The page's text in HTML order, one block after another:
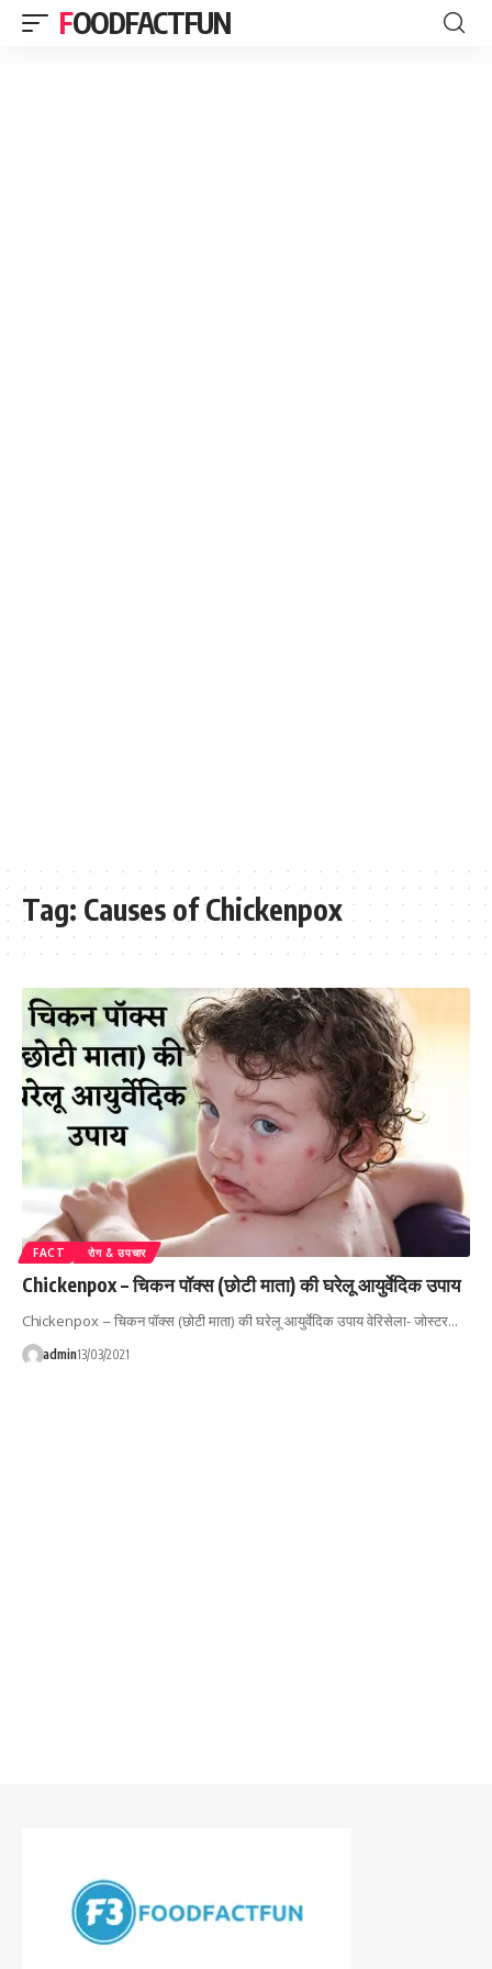
FOODFACTFUN
Tag: Causes of Chickenpox
FACT रोग & उपचार
Chickenpox – चिकन पॉक्स (छोटी माता) की घरेलू आयुर्वेदिक उपाय
Chickenpox – चिकन पॉक्स (छोटी माता) की घरेलू आयुर्वेदिक उपाय वेरिसेला- जोस्टर…
admin13/03/2021